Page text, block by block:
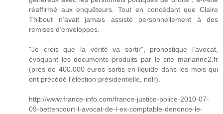
réaffirmé aux enquêteurs. Tout en concédant que Claire
Thibout n’avait jamais assisté personnellement à des
remises d’enveloppes.
"Je crois que la vérité va sortir", pronostique l’avocat,
évoquant les documents produits par le site marianne2.fr
(près de 400.000 euros sortis en liquide dans les mois qui
ont précédé l’élection présidentielle, ndlr).
http://www.france-info.com/france-justice-police-2010-07-
09-bettencourt-l-avocat-de-l-ex-comptable-denonce-le-